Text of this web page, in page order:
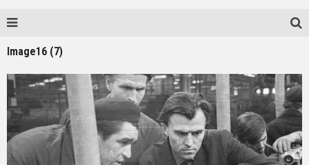
Image16 (7)